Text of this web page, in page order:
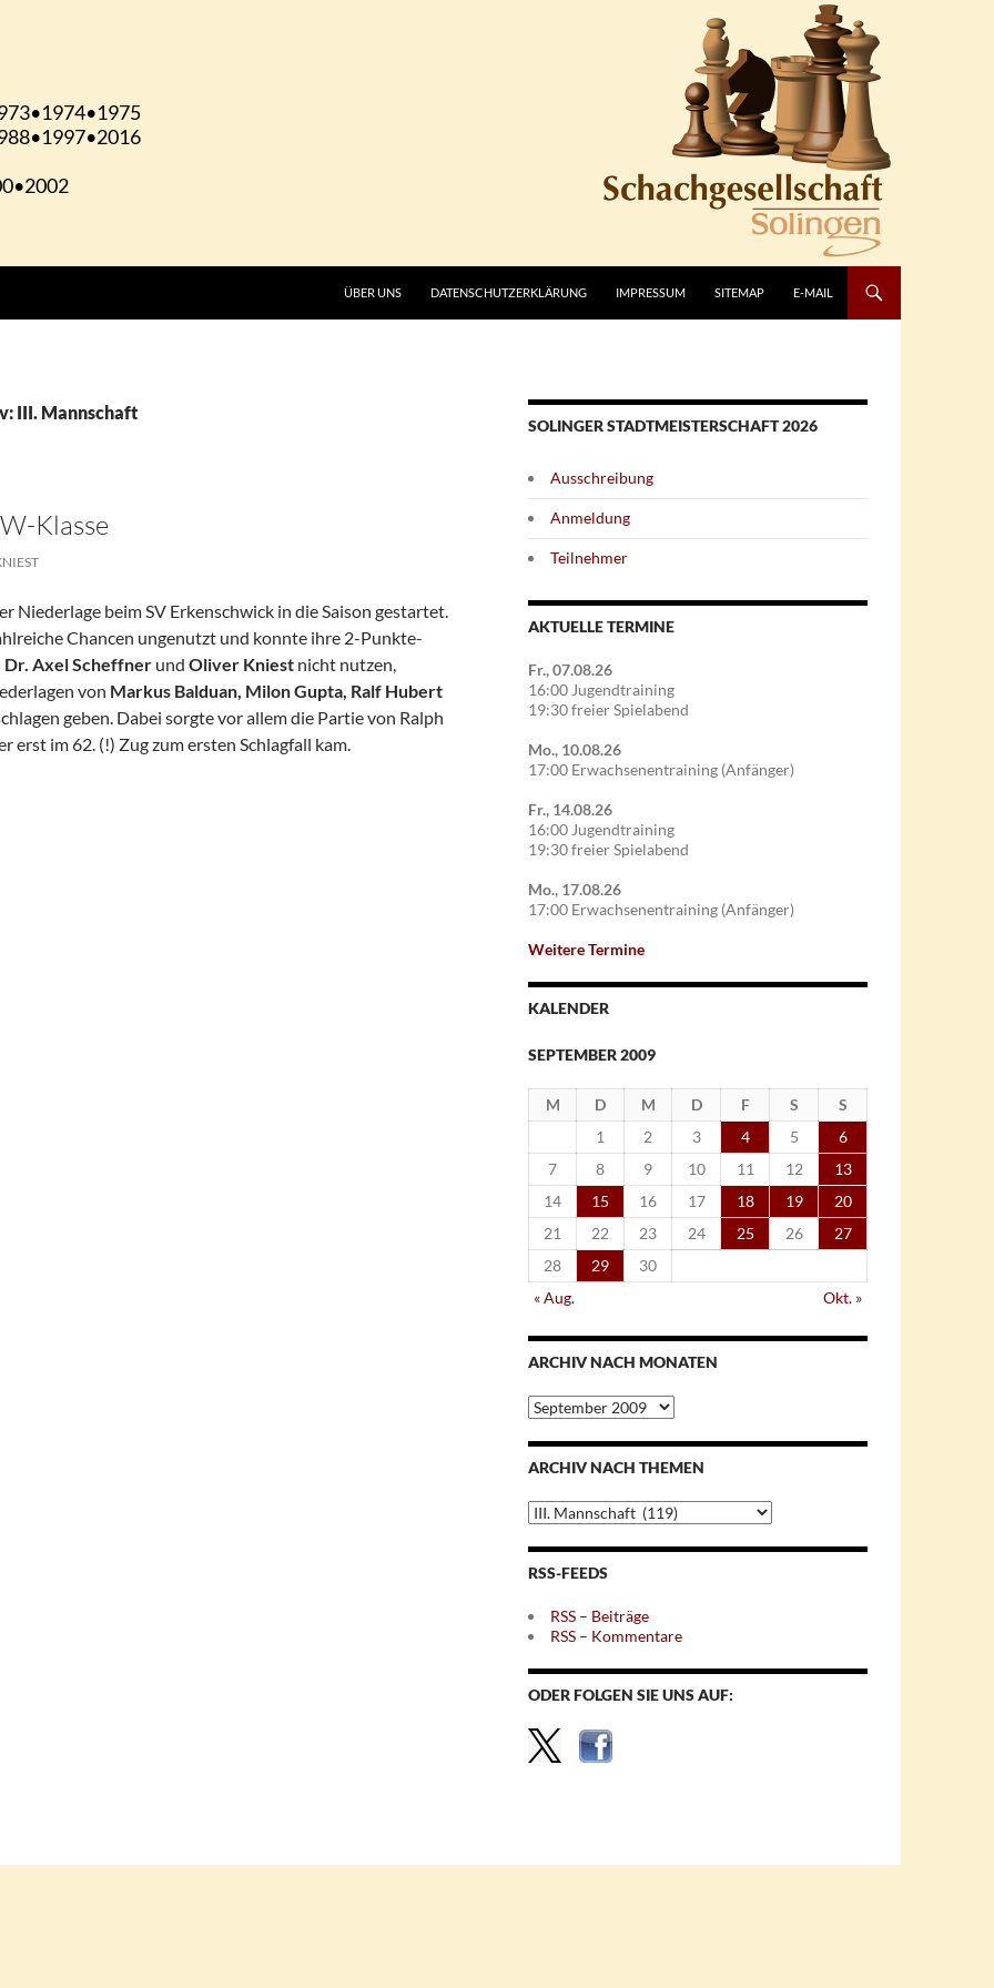
ÜBER UNS DATENSCHUTZERKLÄRUNG IMPRESSUM SITEMAP E-MAIL
III. Mannschaft
Klasse
Niederlage beim SV Erkenschwick in die Saison gestartet.
Chancen ungenutzt und konnte ihre 2-Punkte-
Dr. Axel Scheffner und Oliver Kniest nicht nutzen,
von Markus Balduan, Milon Gupta, Ralf Hubert
geben. Dabei sorgte vor allem die Partie von Ralph
erst im 62. (!) Zug zum ersten Schlagfall kam.
SOLINGER STADTMEISTERSCHAFT 2026
Ausschreibung
Anmeldung
Teilnehmer
AKTUELLE TERMINE
Fr., 07.08.26
16:00 Jugendtraining
19:30 freier Spielabend
Mo., 10.08.26
17:00 Erwachsenentraining (Anfänger)
Fr., 14.08.26
16:00 Jugendtraining
19:30 freier Spielabend
Mo., 17.08.26
17:00 Erwachsenentraining (Anfänger)
Weitere Termine
KALENDER
SEPTEMBER 2009
M D M D F S
S
1
2 3 4 5
6
7
8 9 10 11 12
13
14
15 16 17 18 19
20
21
22 23 24 25 26
27
28
29
30
« Aug.
Okt. »
ARCHIV NACH MONATEN
Archiv
nach
Monaten
ARCHIV NACH THEMEN
Archiv
nach
Themen
RSS-FEEDS
RSS – Beiträge
RSS – Kommentare
ODER FOLGEN SIE UNS AUF: